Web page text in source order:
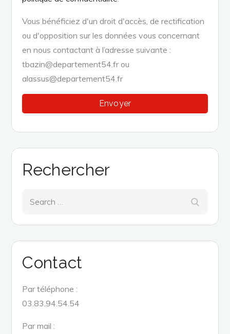
Vous bénéficiez d'un droit d'accès, de rectification
ou d'opposition sur les données vous concernant
en nous contactant à l’adresse suivante :
tbazin@departement54.fr ou
alassus@departement54.fr
Rechercher
Contact
Par téléphone :
03.83.94.54.54
Par mail :